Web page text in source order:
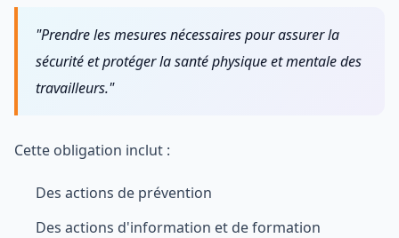
"Prendre les mesures nécessaires pour assurer la
sécurité et protéger la santé physique et mentale des
travailleurs."
Cette obligation inclut :
Des actions de prévention
Des actions d'information et de formation